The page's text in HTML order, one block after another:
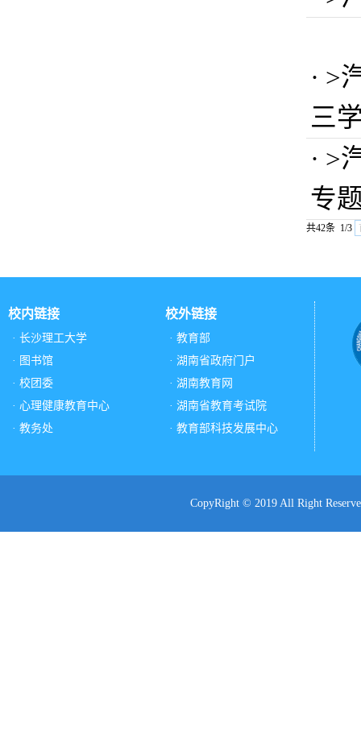
· >
三
· >
专
共42条 1/3
校内链接
· 长沙理工大学
· 图书馆
· 校团委
· 心理健康教育中心
· 教务处
校外链接
· 教育部
· 湖南省政府门户
· 湖南教育网
· 湖南省教育考试院
· 教育部科技发展中心
CopyRight © 2019 All Right